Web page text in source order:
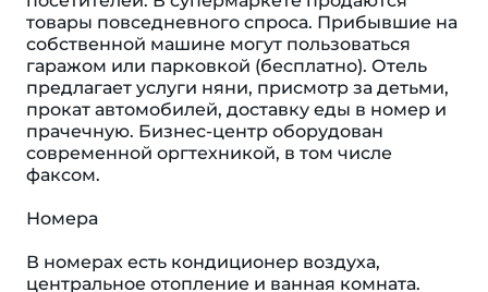
товары повседневного спроса. Прибывшие на
собственной машине могут пользоваться
гаражом или парковкой (бесплатно). Отель
предлагает услуги няни, присмотр за детьми,
прокат автомобилей, доставку еды в номер и
прачечную. Бизнес-центр оборудован
современной оргтехникой, в том числе
факсом.
Номера
В номерах есть кондиционер воздуха,
центральное отопление и ванная комната.